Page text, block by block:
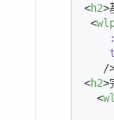
<h2>
<
/
<h2>
<